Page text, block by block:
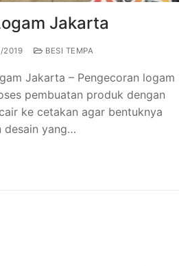
Tempa
Murah Jakarta
Klasik
Antik
Jakarta
Murah
Besi Tempa Klasik Mewah
Tempa Antik Mewah
Jakarta
2019 BESI TEMPA
Jakarta – ​Pengecoran logam
pembuatan produk dengan
ke cetakan agar bentuknya
desain yang…